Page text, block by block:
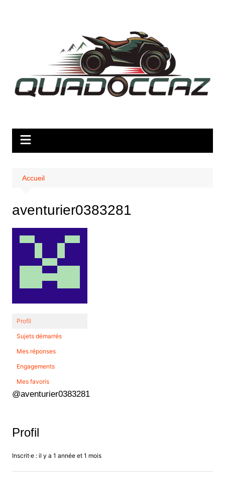
Accueil
aventurier0383281
Profil
Sujets démarrés
Mes réponses
Engagements
Mes favoris
@aventurier0383281
Profil
Inscrit·e : il y a 1 année et 1 mois